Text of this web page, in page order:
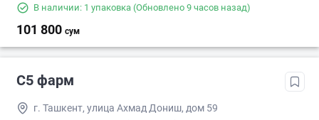
В наличии: 1 упаковка (Обновлено 9 часов назад)
101 800 сум
С5 фарм
г. Ташкент, улица Ахмад Дониш, дом 59